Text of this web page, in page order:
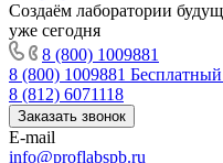
Создаём лаборатории
уже сегодня
8 (800) 1009881
8 (800) 1009881
8 (812) 6071118
Заказать звонок
E-mail
info@proflabspb.ru